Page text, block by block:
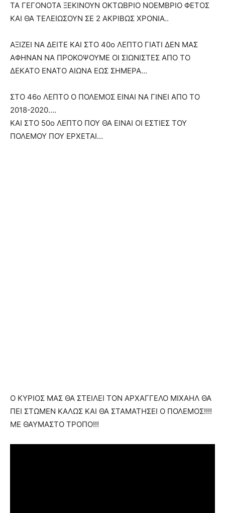
ΤΑ ΓΕΓΟΝΟΤΑ ΞΕΚΙΝΟΥΝ ΟΚΤΩΒΡΙΟ ΝΟΕΜΒΡΙΟ ΦΕΤΟΣ
ΚΑΙ ΘΑ ΤΕΛΕΙΩΣΟΥΝ ΣΕ 2 ΑΚΡΙΒΩΣ ΧΡΟΝΙΑ..
ΑΞΙΖΕΙ ΝΑ ΔΕΙΤΕ ΚΑΙ ΣΤΟ 40ο ΛΕΠΤΟ ΓΙΑΤΙ ΔΕΝ ΜΑΣ
ΑΦΗΝΑΝ ΝΑ ΠΡΟΚΟΨΟΥΜΕ ΟΙ ΣΙΩΝΙΣΤΕΣ ΑΠΟ ΤΟ
ΔΕΚΑΤΟ ΕΝΑΤΟ ΑΙΩΝΑ ΕΩΣ ΣΗΜΕΡΑ…
ΣΤΟ 46ο ΛΕΠΤΟ Ο ΠΟΛΕΜΟΣ ΕΙΝΑΙ ΝΑ ΓΙΝΕΙ ΑΠΟ ΤΟ
2018-2020….
ΚΑΙ ΣΤΟ 50ο ΛΕΠΤΟ ΠΟΥ ΘΑ ΕΙΝΑΙ ΟΙ ΕΣΤΙΕΣ ΤΟΥ
ΠΟΛΕΜΟΥ ΠΟΥ ΕΡΧΕΤΑΙ…
Ο ΚΥΡΙΟΣ ΜΑΣ ΘΑ ΣΤΕΙΛΕΙ ΤΟΝ ΑΡΧΑΓΓΕΛΟ ΜΙΧΑΗΛ ΘΑ
ΠΕΙ ΣΤΩΜΕΝ ΚΑΛΩΣ ΚΑΙ ΘΑ ΣΤΑΜΑΤΗΣΕΙ Ο ΠΟΛΕΜΟΣ!!!!
ΜΕ ΘΑΥΜΑΣΤΟ ΤΡΟΠΟ!!!